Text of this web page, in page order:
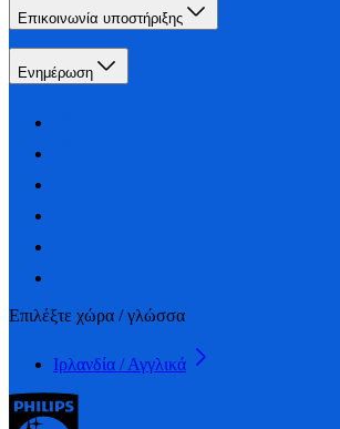
Επικοινωνία υποστήριξης
Ενημέρωση
Επιλέξτε χώρα / γλώσσα
Ιρλανδία / Αγγλικά